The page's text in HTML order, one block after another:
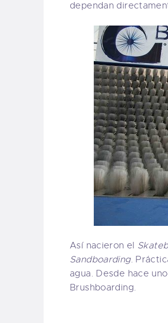
dependan
Así nacieron el
Sandboarding.
agua. Desde hace
Brushboarding.